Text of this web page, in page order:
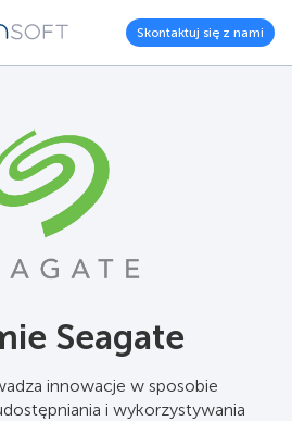
Skontaktuj się z nami
Seagate
innowacje w sposobie
i wykorzystywania